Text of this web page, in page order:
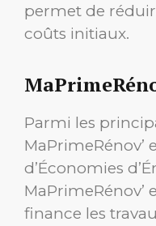
permet de
coûts initiaux.
Parmi les
MaPrimeRénov’
d’Économies
MaPrimeRénov’
finance les